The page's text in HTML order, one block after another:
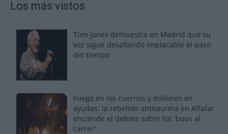
Los más vistos
Tom Jones demuestra en Madrid que su
voz sigue desafiando implacable el paso
del tiempo
Fuego en los cuernos y millones en
ayudas: la rebelión antitaurina en Alfafar
enciende el debate sobre los 'bous al
carrer'